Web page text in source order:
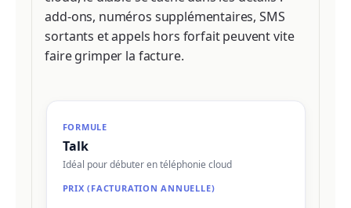
add-ons, numéros supplémentaires, SMS
sortants et appels hors forfait peuvent vite
faire grimper la facture.
Talk
Idéal pour débuter en téléphonie cloud